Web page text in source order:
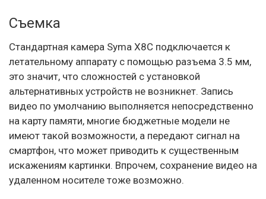
Съемка
Стандартная камера Syma X8C подключается к
летательному аппарату с помощью разъема 3.5 мм,
это значит, что сложностей с установкой
альтернативных устройств не возникнет. Запись
видео по умолчанию выполняется непосредственно
на карту памяти, многие бюджетные модели не
имеют такой возможности, а передают сигнал на
смартфон, что может приводить к существенным
искажениям картинки. Впрочем, сохранение видео на
удаленном носителе тоже возможно.